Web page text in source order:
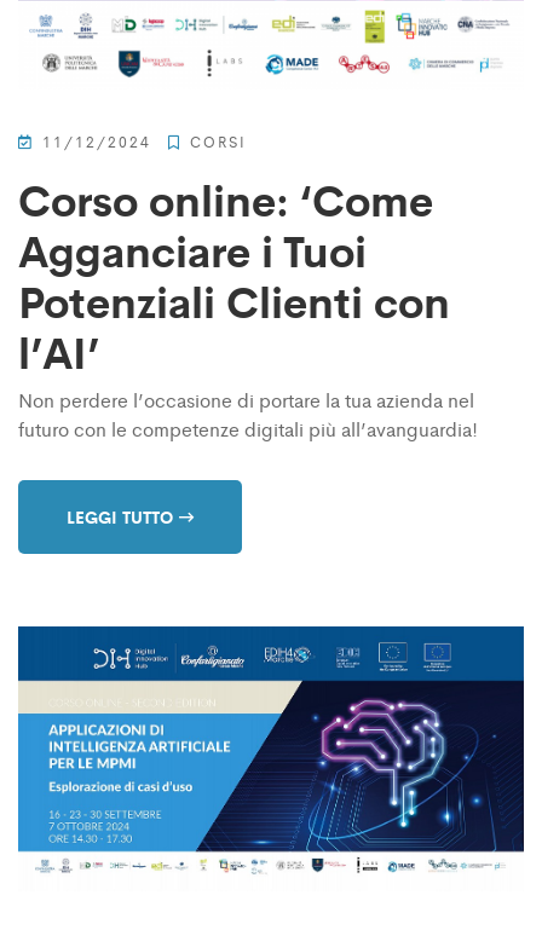
11/12/2024 CORSI
Corso online: ‘Come
Agganciare i Tuoi
Potenziali Clienti con
l’AI’
Non perdere l’occasione di portare la tua azienda nel
futuro con le competenze digitali più all’avanguardia!
LEGGI TUTTO